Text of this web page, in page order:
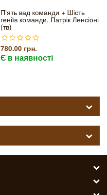
П'ять вад команди + Шість
геніїв команди. Патрік Ленсіоні
(тв)
780.00 грн.
Є в наявності